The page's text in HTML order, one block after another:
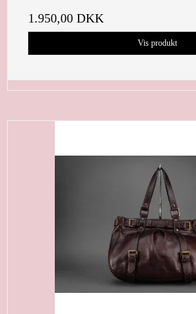
1.950,00 DKK
Vis produkt